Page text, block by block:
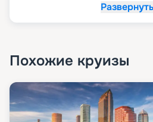
Развернуть
Похожие круизы